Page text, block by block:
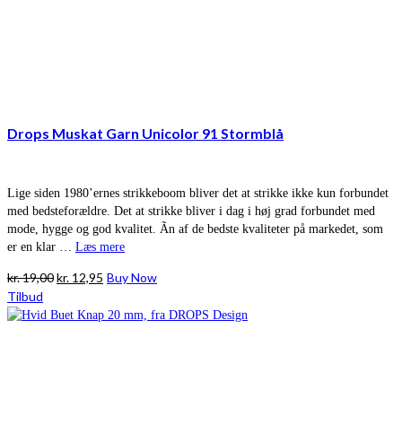
Drops Muskat Garn Unicolor 91 Stormblå
Lige siden 1980’ernes strikkeboom bliver det at strikke ikke kun forbundet
med bedsteforældre. Det at strikke bliver i dag i høj grad forbundet med
mode, hygge og god kvalitet. Ãn af de bedste kvaliteter på markedet, som
er en klar … Læs mere
kr.19,00Den
pris
kr. 12,95 Den
pris
Buy Now
Tilbud